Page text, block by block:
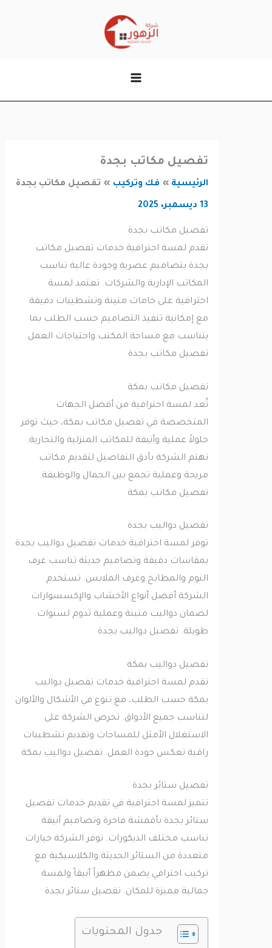
تفصيل مكاتب بجدة
الرئيسية فك وتركيب تفصيل مكاتب بجدة
تفصيل مكاتب بجدة
تقدم لمسة احترافية خدمات تفصيل مكاتب
بجدة بتصاميم عصرية وجودة عالية تناسب
المكاتب الإدارية والشركات. تعتمد لمسة
احترافية على خامات متينة وتشطيبات دقيقة
مع إمكانية تنفيذ التصاميم حسب الطلب بما
يتناسب مع مساحة المكتب واحتياجات العمل.
تفصيل مكاتب بجدة
تفصيل مكاتب بمكة
تُعد لمسة احترافية من أفضل الجهات
المتخصصة في تفصيل مكاتب بمكة، حيث توفر
حلولاً عملية وأنيقة للمكاتب المنزلية والتجارية.
تهتم الشركة بأدق التفاصيل لتقديم مكاتب
مريحة وعملية تجمع بين الجمال والوظيفة.
تفصيل مكاتب بمكة
تفصيل دواليب بجدة
توفر لمسة احترافية خدمات تفصيل دواليب بجدة
بمقاسات دقيقة وتصاميم حديثة تناسب غرف
النوم والمطابخ وغرف الملابس. تستخدم
الشركة أفضل أنواع الأخشاب والإكسسوارات
لضمان دواليب متينة وعملية تدوم لسنوات
طويلة. تفصيل دواليب بجدة
تفصيل دواليب بمكة
تقدم لمسة احترافية خدمات تفصيل دواليب
بمكة حسب الطلب، مع تنوع في الأشكال والألوان
لتناسب جميع الأذواق. تحرص الشركة على
الاستغلال الأمثل للمساحات وتقديم تشطيبات
راقية تعكس جودة العمل. تفصيل دواليب بمكة
تفصيل ستائر بجدة
تتميز لمسة احترافية في تقديم خدمات تفصيل
ستائر بجدة بأقمشة فاخرة وتصاميم أنيقة
تناسب مختلف الديكورات. توفر الشركة خيارات
متعددة من الستائر الحديثة والكلاسيكية مع
تركيب احترافي يضمن مظهراً أنيقاً ولمسة
جمالية مميزة للمكان. تفصيل ستائر بجدة
جدول المحتويات